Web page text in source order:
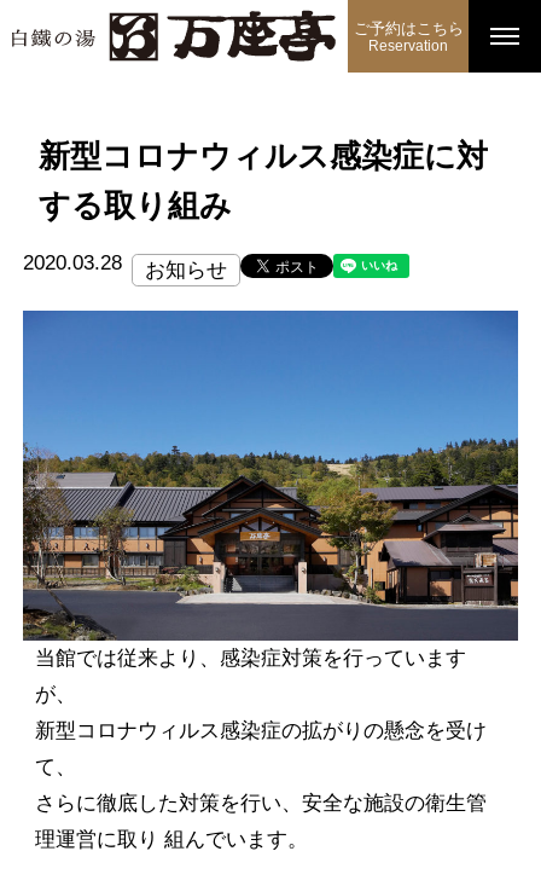
ご予約はこちら
Reservation
新型コロナウィルス感染症に対
する取り組み
2020.03.28 お知らせ
当館では従来より、感染症対策を行っています
が、
新型コロナウィルス感染症の拡がりの懸念を受け
て、
さらに徹底した対策を行い、安全な施設の衛生管
理運営に取り 組んでいます。